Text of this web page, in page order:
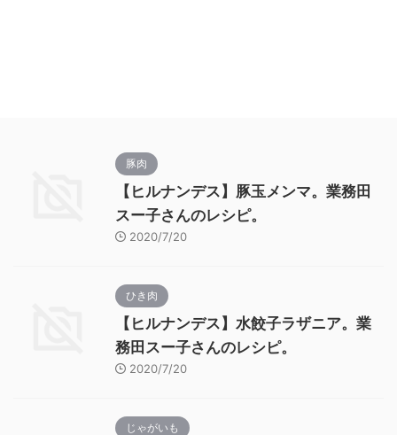
豚肉
【ヒルナンデス】豚玉メンマ。業務田
スー子さんのレシピ。
2020/7/20
ひき肉
【ヒルナンデス】水餃子ラザニア。業
務田スー子さんのレシピ。
2020/7/20
じゃがいも